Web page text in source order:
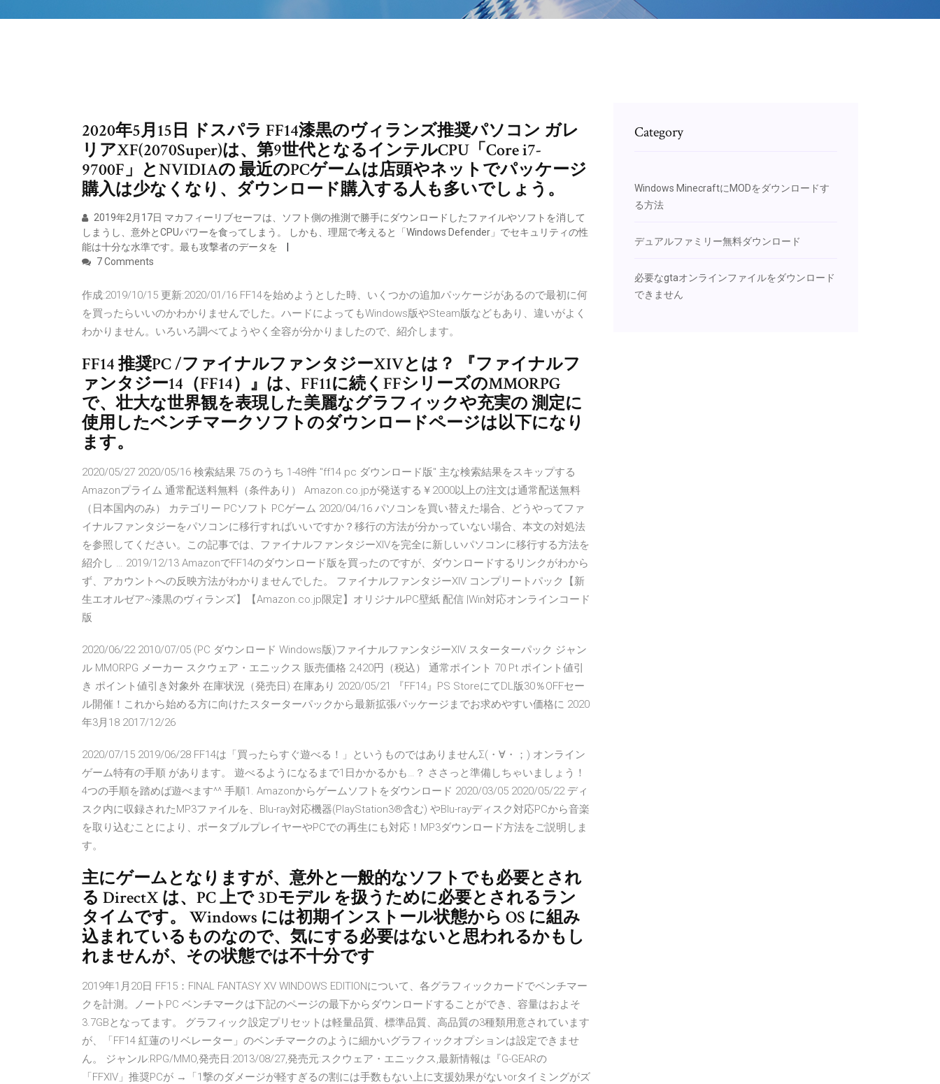
2020年5月15日 ドスパラ FF14漆黒のヴィランズ推奨パソコン ガレ
リアXF(2070Super)は、第9世代となるインテルCPU「Core i7-
9700F」とNVIDIAの 最近のPCゲームは店頭やネットでパッケージ
購入は少なくなり、ダウンロード購入する人も多いでしょう。
2019年2月17日 マカフィーリブセーフは、ソフト側の推測で勝手にダウンロードしたファイルやソフトを消して
しまうし、意外とCPUパワーを食ってしまう。 しかも、理屈で考えると「Windows Defender」でセキュリティの性
能は十分な水準です。最も攻撃者のデータを
7 Comments
作成:2019/10/15 更新:2020/01/16 FF14を始めようとした時、いくつかの追加パッケージがあるので最初に何
を買ったらいいのかわかりませんでした。ハードによってもWindows版やSteam版などもあり、違いがよく
わかりません。いろいろ調べてようやく全容が分かりましたので、紹介します。
FF14 推奨PC /ファイナルファンタジーXIVとは？ 『ファイナルフ
ァンタジー14（FF14）』は、FF11に続くFFシリーズのMMORPG
で、壮大な世界観を表現した美麗なグラフィックや充実の 測定に
使用したベンチマークソフトのダウンロードページは以下になり
ます。
2020/05/27 2020/05/16 検索結果 75 のうち 1-48件 "ff14 pc ダウンロード版" 主な検索結果をスキップする
Amazonプライム 通常配送料無料（条件あり） Amazon.co.jpが発送する￥2000以上の注文は通常配送無料
（日本国内のみ） カテゴリー PCソフト PCゲーム 2020/04/16 パソコンを買い替えた場合、どうやってファ
イナルファンタジーをパソコンに移行すればいいですか？移行の方法が分かっていない場合、本文の対処法
を参照してください。この記事では、ファイナルファンタジーXIVを完全に新しいパソコンに移行する方法を
紹介し … 2019/12/13 AmazonでFF14のダウンロード版を買ったのですが、ダウンロードするリンクがわから
ず、アカウントへの反映方法がわかりませんでした。 ファイナルファンタジーXIV コンプリートパック【新
生エオルゼア~漆黒のヴィランズ】【Amazon.co.jp限定】オリジナルPC壁紙 配信 |Win対応オンラインコード
版
2020/06/22 2010/07/05 (PC ダウンロード Windows版)ファイナルファンタジーXIV スターターパック ジャン
ル MMORPG メーカー スクウェア・エニックス 販売価格 2,420円（税込） 通常ポイント 70 Pt ポイント値引
き ポイント値引き対象外 在庫状況（発売日) 在庫あり 2020/05/21 『FF14』PS StoreにてDL版30％OFFセー
ル開催！これから始める方に向けたスターターパックから最新拡張パッケージまでお求めやすい価格に 2020
年3月18 2017/12/26
2020/07/15 2019/06/28 FF14は「買ったらすぐ遊べる！」というものではありませんΣ(・∀・；) オンライン
ゲーム特有の手順 があります。 遊べるようになるまで1日かかるかも…？ ささっと準備しちゃいましょう！
4つの手順を踏めば遊べます^^ 手順1. Amazonからゲームソフトをダウンロード 2020/03/05 2020/05/22 ディ
スク内に収録されたMP3ファイルを、Blu-ray対応機器(PlayStation3®含む) やBlu-rayディスク対応PCから音楽
を取り込むことにより、ポータブルプレイヤーやPCでの再生にも対応！MP3ダウンロード方法をご説明しま
す。
主にゲームとなりますが、意外と一般的なソフトでも必要とされ
る DirectX は、PC 上で 3Dモデル を扱うために必要とされるラン
タイムです。 Windows には初期インストール状態から OS に組み
込まれているものなので、気にする必要はないと思われるかもし
れませんが、その状態では不十分です
2019年1月20日 FF15：FINAL FANTASY XV WINDOWS EDITIONについて、各グラフィックカードでベンチマー
クを計測。ノートPC ベンチマークは下記のページの最下からダウンロードすることができ、容量はおよそ
3.7GBとなってます。 グラフィック設定プリセットは軽量品質、標準品質、高品質の3種類用意されています
が、「FF14 紅蓮のリベレーター」のベンチマークのように細かいグラフィックオプションは設定できませ
ん。 ジャンル:RPG/MMO,発売日:2013/08/27,発売元:スクウェア・エニックス,最新情報は『G-GEARの
「FFXIV」推奨PCが →「1撃のダメージが軽すぎるの割には手数もない上に支援効果がないorタイミングがズ
Category
Windows MinecraftにMODをダウンロードす
る方法
デュアルファミリー無料ダウンロード
必要なgtaオンラインファイルをダウンロード
できません